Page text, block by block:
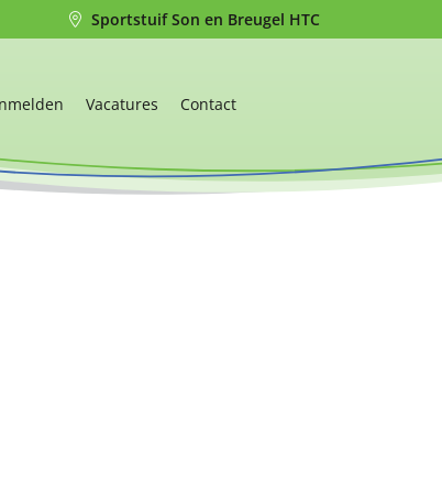
Sportstuif Son en Breugel HTC
Vacatures Contact